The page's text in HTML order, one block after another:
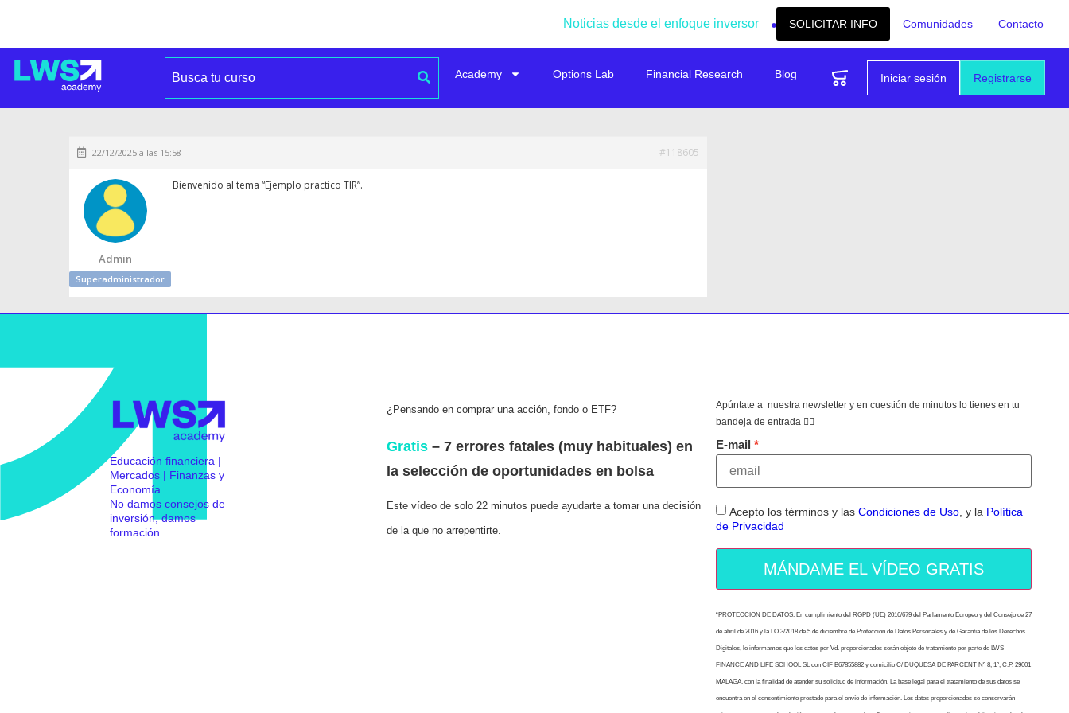
Noticias desde el enfoque inversor SOLICITAR INFO Comunidades Contacto
Registrarse
Iniciar sesión
Academy Options Lab Financial Research Blog
22/12/2025 a las 15:58 #118605
Admin
Superadministrador
Bienvenido al tema “Ejemplo practico TIR”.
Educación financiera |
Mercados | Finanzas y
Economía
No damos consejos de
inversión, damos
formación
¿Pensando en comprar una acción, fondo o ETF?
Gratis– 7 errores fatales (muy habituales) en
la selección de oportunidades en bolsa
Este vídeo de solo 22 minutos puede ayudarte a tomar una decisión
de la que no arrepentirte.
Apúntate a nuestra newsletter y en cuestión de minutos lo tienes en tu
bandeja de entrada 👇🏻
E-mail
Acepto los términos y las Condiciones de Uso, y la Política
de Privacidad
MÁNDAME EL VÍDEO GRATIS
“PROTECCION DE DATOS: En cumplimiento del RGPD (UE) 2016/679 del Parlamento Europeo y del Consejo de 27
de abril de 2016 y la LO 3/2018 de 5 de diciembre de Protección de Datos Personales y de Garantía de los Derechos
Digitales, le informamos que los datos por Vd. proporcionados serán objeto de tratamiento por parte de LWS
FINANCE AND LIFE SCHOOL SL con CIF B67855882 y domicilio C/ DUQUESA DE PARCENT Nº 8, 1º, C.P. 29001
MALAGA, con la finalidad de atender su solicitud de información. La base legal para el tratamiento de sus datos se
encuentra en el consentimiento prestado para el envío de información. Los datos proporcionados se conservarán